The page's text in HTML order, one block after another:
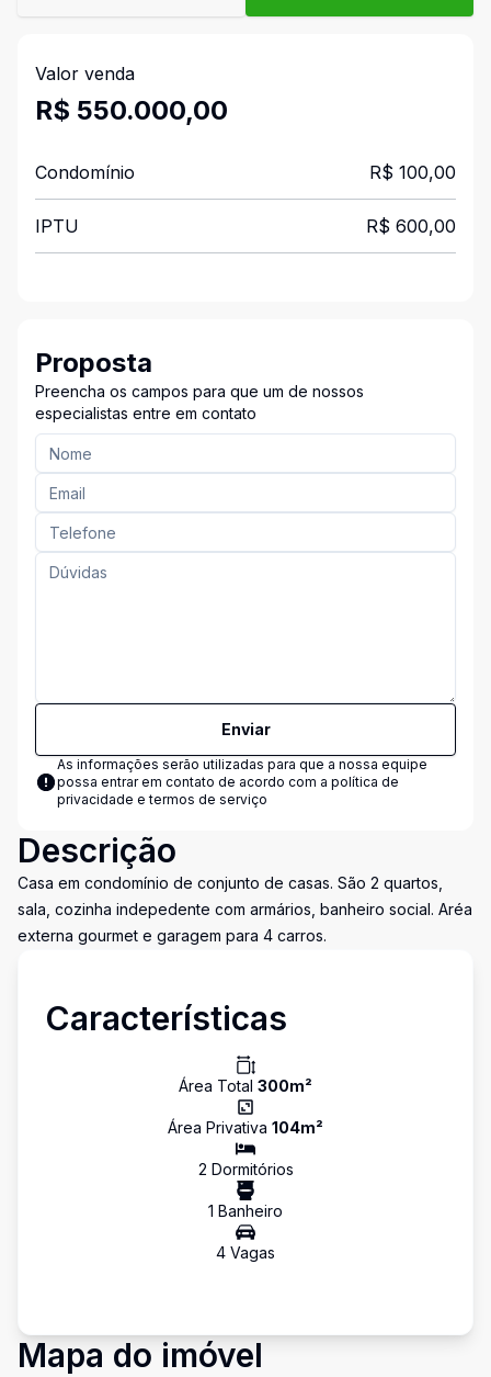
Valor venda
R$ 550.000,00
Condomínio R$ 100,00
IPTU R$ 600,00
Proposta
Preencha os campos para que um de nossos
especialistas entre em contato
Enviar
As informações serão utilizadas para que a nossa equipe
possa entrar em contato de acordo com a política de
privacidade e termos de serviço
Descrição
Casa em condomínio de conjunto de casas. São 2 quartos,
sala, cozinha indepedente com armários, banheiro social. Aréa
externa gourmet e garagem para 4 carros.
Características
Área Total 300m²
Área Privativa 104m²
2 Dormitórios
1 Banheiro
4 Vagas
Mapa do imóvel